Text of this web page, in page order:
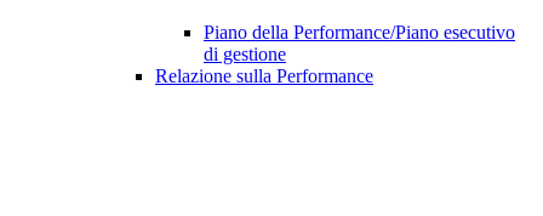
Piano della Performance/Piano esecutivo
di gestione
Relazione sulla Performance